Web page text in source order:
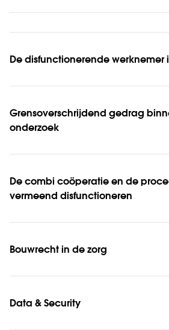
De disfunctionerende werknemer
Grensoverschrijdend gedrag
onderzoek
De combi coöperatie en de
vermeend disfunctioneren
Bouwrecht in de zorg
Data & Security